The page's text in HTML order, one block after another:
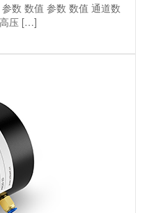
数 数值 参数 数值 通道数
压 […]